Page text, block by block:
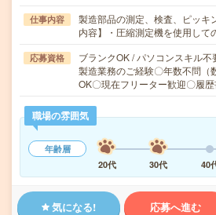
仕事内容
製造部品の測定、検査、ピッキ
内容】・圧縮測定機を使用し
応募資格
ブランクOK / パソコンスキル不
製造業務のご経験〇年数不問（
OK〇現在フリーター歓迎〇履
職場の雰囲気
年齢層
20代
30代 40
気になる! 応募へ進む